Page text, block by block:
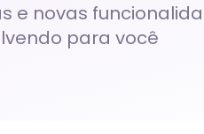
e novas
para você